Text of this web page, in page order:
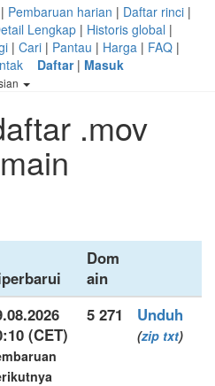
| Pembaruan harian | Daftar rinci |
Lengkap | Historis global |
| Cari | Pantau | Harga | FAQ |
Daftar| Masuk
.mov
Dom
ain
(CET)
5 271 Unduh
(zip txt)